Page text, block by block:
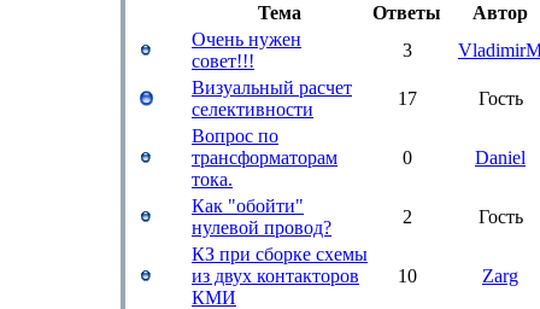
Тема
Ответы
Автор
Очень нужен
совет!!!
3
Визуальный расчет
селективности
17
Гость
Вопрос по
трансформаторам
тока.
0 Daniel
Как "обойти"
нулевой провод?
2
Гость
КЗ при сборке схемы
из двух контакторов
КМИ
10 Zarg